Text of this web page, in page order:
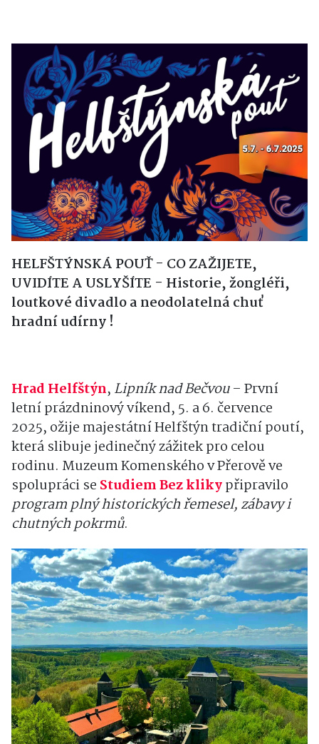
HELFŠTÝNSKÁ POUŤ - CO ZAŽIJETE,
UVIDÍTE A USLYŠÍTE - Historie, žongléři,
loutkové divadlo a neodolatelná chuť
hradní udírny !
Hrad Helfštýn, Lipník nad Bečvou– První
letní prázdninový víkend, 5. a 6. července
2025, ožije majestátní Helfštýn tradiční poutí,
která slibuje jedinečný zážitek pro celou
rodinu. Muzeum Komenského v Přerově ve
spolupráci se Studiem Bez klikypřipravilo
program plný historických řemesel, zábavy i
chutných pokrmů.